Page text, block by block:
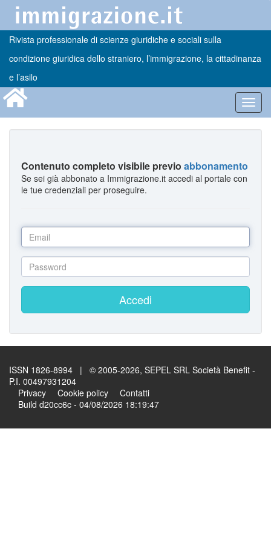
Rivista professionale di scienze giuridiche e sociali sulla
condizione giuridica dello straniero, l’immigrazione, la cittadinanza
e l’asilo
Contenuto completo visibile previo abbonamento
Se sei già abbonato a Immigrazione.it accedi al portale con
le tue credenziali per proseguire.
Accedi
ISSN 1826-8994 | © 2005-2026, SEPEL SRL Società Benefit -
P.I. 00497931204
Privacy
Cookie policy
Contatti
Build d20cc6c - 04/08/2026 18:19:47